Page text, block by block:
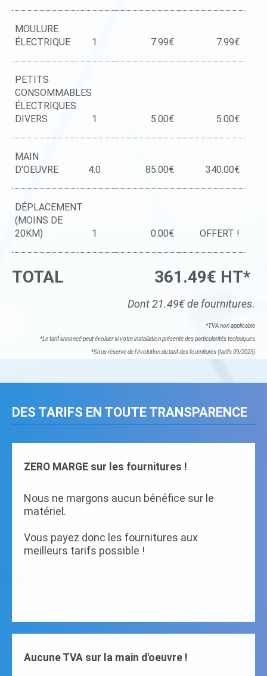
MOULURE
ÉLECTRIQUE
1 7.99€ 7.99€
PETITS
CONSOMMABLES
ÉLECTRIQUES
DIVERS
1 5.00€ 5.00€
MAIN
D'OEUVRE
4.0 85.00€ 340.00€
DÉPLACEMENT
(MOINS DE
20KM)
1 0.00€ OFFERT !
TOTAL 361.49€ HT*
Dont 21.49€ de fournitures.
*TVA non applicable
*Le tarif annoncé peut évoluer si votre installation présente des particularités techniques
*Sous réserve de l'évolution du tarif des fournitures (tarifs 09/2023)
DES TARIFS EN TOUTE TRANSPARENCE
ZERO MARGE sur les fournitures !
Nous ne margons aucun bénéfice sur le
matériel.
Vous payez donc les fournitures aux
meilleurs tarifs possible !
Aucune TVA sur la main d'oeuvre !